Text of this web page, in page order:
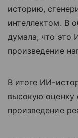
историю,
интеллектом. В
думала, что это
произведение
В итоге ИИ-
высокую оценку
произведение